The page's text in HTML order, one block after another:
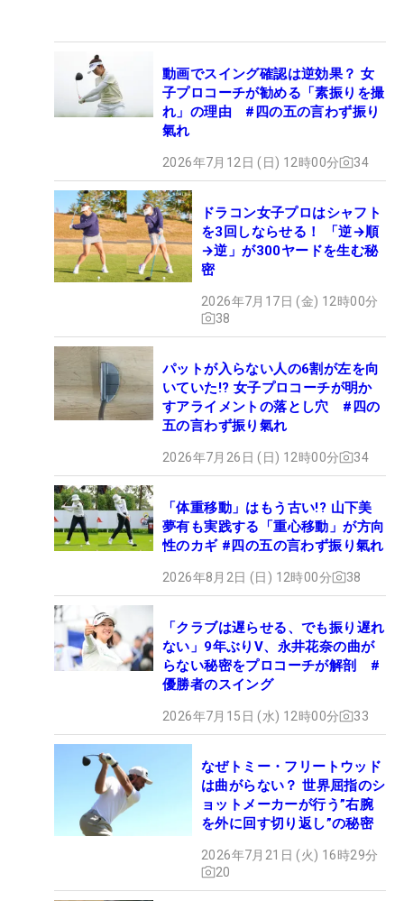
動画でスイング確認は逆効果？ 女
子プロコーチが勧める「素振りを撮
れ」の理由 #四の五の言わず振り
氣れ
2026年7月12日 (日) 12時00分 34
ドラコン女子プロはシャフト
を3回しならせる！ 「逆→順
→逆」が300ヤードを生む秘
密
2026年7月17日 (金) 12時00分
38
パットが入らない人の6割が左を向
いていた!? 女子プロコーチが明か
すアライメントの落とし穴 #四の
五の言わず振り氣れ
2026年7月26日 (日) 12時00分 34
「体重移動」はもう古い!? 山下美
夢有も実践する「重心移動」が方向
性のカギ #四の五の言わず振り氣れ
2026年8月2日 (日) 12時00分 38
「クラブは遅らせる、でも振り遅れ
ない」9年ぶりV、永井花奈の曲が
らない秘密をプロコーチが解剖 #
優勝者のスイング
2026年7月15日 (水) 12時00分 33
なぜトミー・フリートウッド
は曲がらない？ 世界屈指のシ
ョットメーカーが行う”右腕
を外に回す切り返し”の秘密
2026年7月21日 (火) 16時29分
20